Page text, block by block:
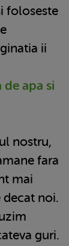
foloseste
ii
apa si
nostru,
fara
mai
noi.
guri.